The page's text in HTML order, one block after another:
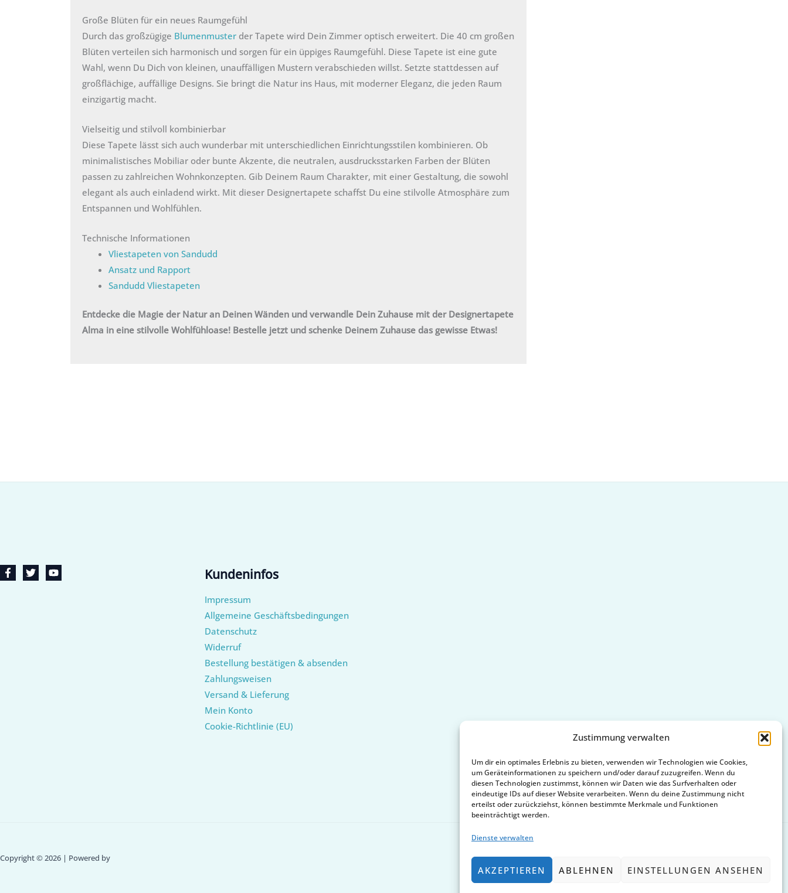
Zustimmung verwalten
Um dir ein optimales Erlebnis zu bieten, verwenden wir Technologien wie Cookies,
um Geräteinformationen zu speichern und/oder darauf zuzugreifen. Wenn du
diesen Technologien zustimmst, können wir Daten wie das Surfverhalten oder
eindeutige IDs auf dieser Website verarbeiten. Wenn du deine Zustimmung nicht
erteilst oder zurückziehst, können bestimmte Merkmale und Funktionen
beeinträchtigt werden.
Dienste verwalten
AKZEPTIEREN ABLEHNEN EINSTELLUNGEN ANSEHEN
Große Blüten für ein neues Raumgefühl
Durch das großzügige Blumenmuster der Tapete wird Dein Zimmer optisch erweitert. Die 40 cm großen
Blüten verteilen sich harmonisch und sorgen für ein üppiges Raumgefühl. Diese Tapete ist eine gute
Wahl, wenn Du Dich von kleinen, unauffälligen Mustern verabschieden willst. Setzte stattdessen auf
großflächige, auffällige Designs. Sie bringt die Natur ins Haus, mit moderner Eleganz, die jeden Raum
einzigartig macht.
Vielseitig und stilvoll kombinierbar
Diese Tapete lässt sich auch wunderbar mit unterschiedlichen Einrichtungsstilen kombinieren. Ob
minimalistisches Mobiliar oder bunte Akzente, die neutralen, ausdrucksstarken Farben der Blüten
passen zu zahlreichen Wohnkonzepten. Gib Deinem Raum Charakter, mit einer Gestaltung, die sowohl
elegant als auch einladend wirkt. Mit dieser Designertapete schaffst Du eine stilvolle Atmosphäre zum
Entspannen und Wohlfühlen.
Technische Informationen
Vliestapeten von Sandudd
Ansatz und Rapport
Sandudd Vliestapeten
Entdecke die Magie der Natur an Deinen Wänden und verwandle Dein Zuhause mit der Designertapete
Alma in eine stilvolle Wohlfühloase! Bestelle jetzt und schenke Deinem Zuhause das gewisse Etwas!
Kundeninfos
Impressum
Allgemeine Geschäftsbedingungen
Datenschutz
Widerruf
Bestellung bestätigen & absenden
Zahlungsweisen
Versand & Lieferung
Mein Konto
Cookie-Richtlinie (EU)
Copyright © 2026 | Powered by